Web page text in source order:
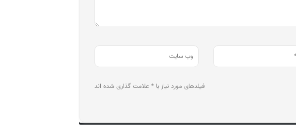
فیلدهای مورد نیاز با * علامت گذاری شده اند